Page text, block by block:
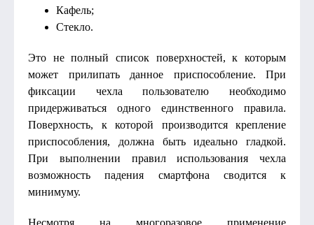
Кафель;
Стекло.
Это не полный список поверхностей, к которым
может прилипать данное приспособление. При
фиксации чехла пользователю необходимо
придерживаться одного единственного правила.
Поверхность, к которой производится крепление
приспособления, должна быть идеально гладкой.
При выполнении правил использования чехла
возможность падения смартфона сводится к
минимуму.
Несмотря на многоразовое применение